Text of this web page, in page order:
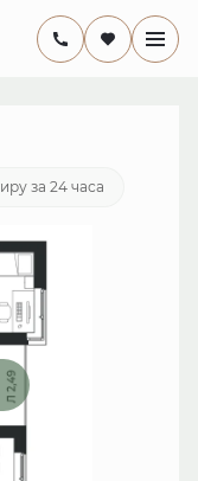
9 310 000 руб.
за 24 часа